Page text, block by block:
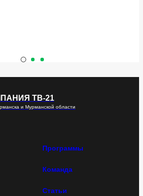
ТВ-21
и Мурманской области
Программы
Команда
Статьи